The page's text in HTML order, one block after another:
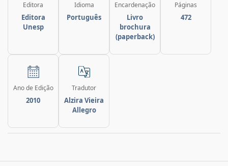
Editora
Editora
Unesp
Idioma
Português
Encardenação
Livro
brochura
(paperback)
Páginas
472
Ano de Edição
2010
Tradutor
Alzira Vieira
Allegro